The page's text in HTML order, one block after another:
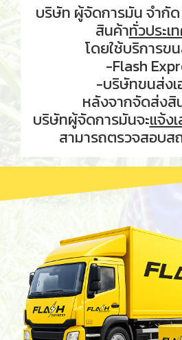
บริษัท ผู้จัดการมัน จำกั
สินค้าทั่วประเ
โดยใช้บริการข
-Flash
-บริษัทขนส่ง
หลังจากจัดส่งสิ
บริษัทผู้จัดการมันจะแจ้ง
สามารถตรวจสอบส